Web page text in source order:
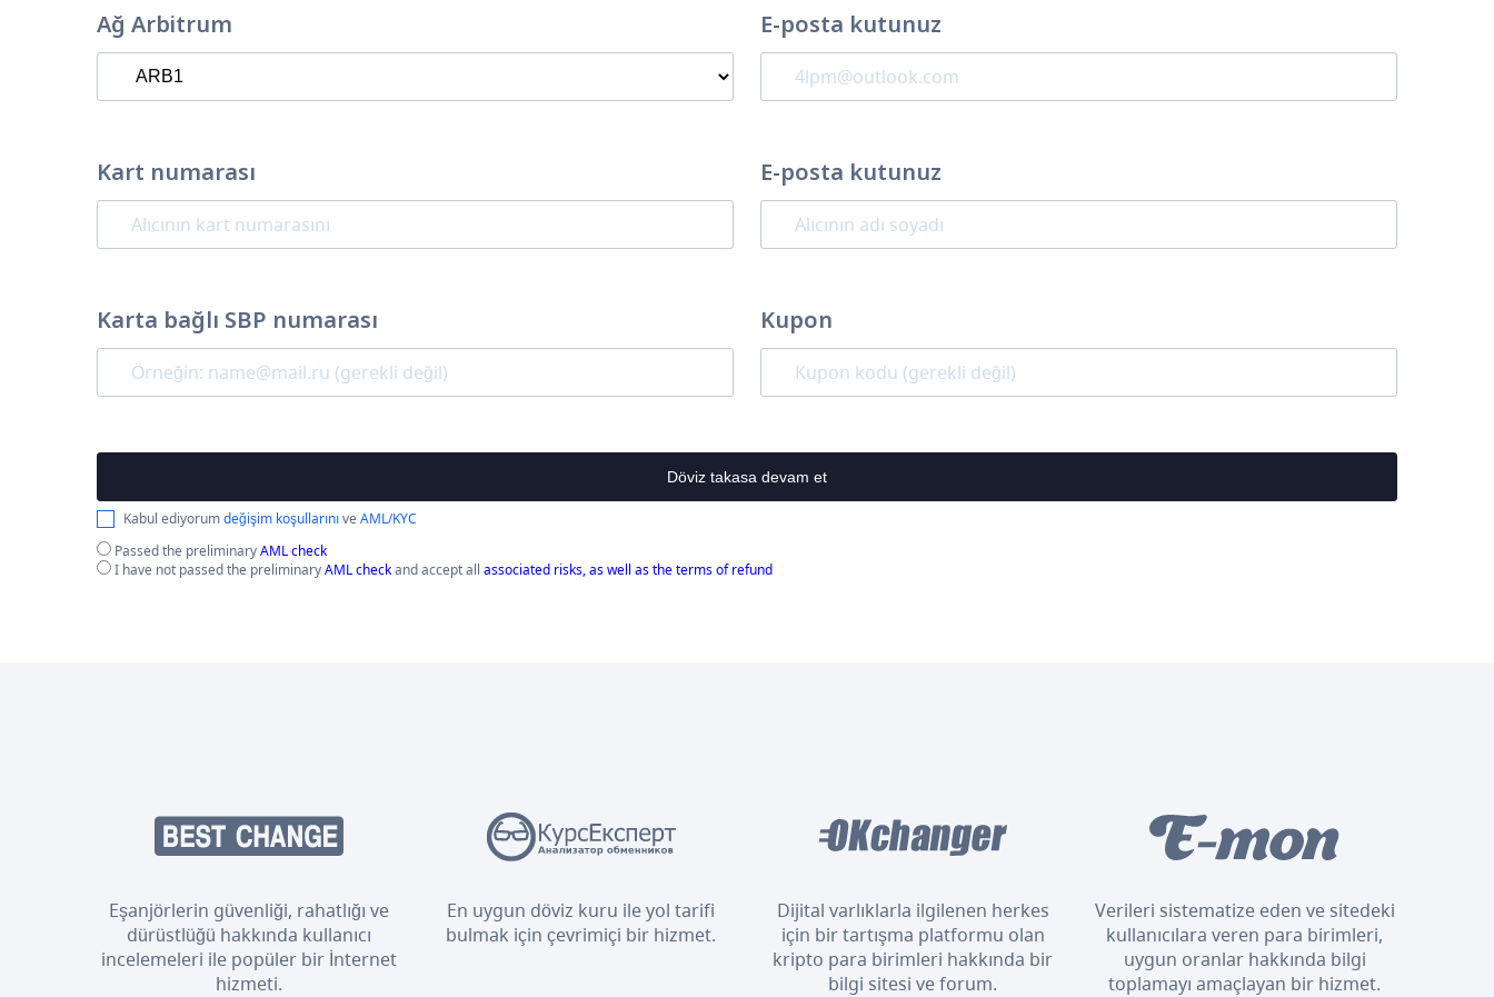
Ağ Arbitrum E-posta kutunuz
Kart numarası E-posta kutunuz
Karta bağlı SBP numarası Kupon
Döviz takasa devam et
Kabul ediyorumdeğişim koşullarınıveAML/KYC
Passed the preliminaryAML check
I have not passed the preliminaryAML checkand accept all associated risks, as well as the terms of refund
Eşanjörlerin güvenliği, rahatlığı ve
dürüstlüğü hakkında kullanıcı
incelemeleri ile popüler bir İnternet
hizmeti.
En uygun döviz kuru ile yol tarifi
bulmak için çevrimiçi bir hizmet.
Dijital varlıklarla ilgilenen herkes
için bir tartışma platformu olan
kripto para birimleri hakkında bir
bilgi sitesi ve forum.
Verileri sistematize eden ve sitedeki
kullanıcılara veren para birimleri,
uygun oranlar hakkında bilgi
toplamayı amaçlayan bir hizmet.